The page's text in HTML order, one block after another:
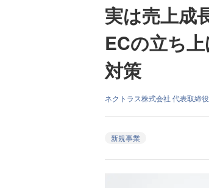
実は売上成
ECの立ち
対策
ネクトラス株式会社 代表取締
新規事業